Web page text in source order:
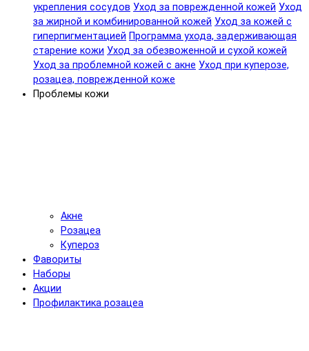
укрепления сосудов Уход за поврежденной кожей Уход
за жирной и комбинированной кожей Уход за кожей с
гиперпигментацией Программа ухода, задерживающая
старение кожи Уход за обезвоженной и сухой кожей
Уход за проблемной кожей с акне Уход при куперозе,
розацеа, поврежденной коже
Проблемы кожи
Акне
Розацеа
Купероз
Фавориты
Наборы
Акции
Профилактика розацеа